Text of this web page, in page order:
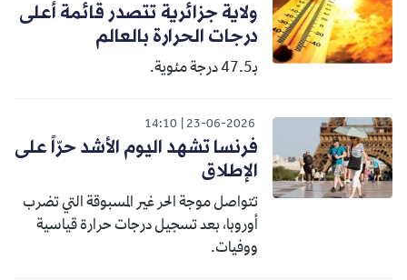
ولاية جزائرية تتصدر قائمة أعلى
درجات الحرارة بالعالم
بـ47.5 درجة مئوية.
23-06-2026
14:10
فرنسا تشهد اليوم الأشد حرّاً على
الإطلاق
تتواصل موجة الحر غير المسبوقة التي تضرب
أوروبا، بعد تسجيل درجات حرارة قياسية
ووفيات.